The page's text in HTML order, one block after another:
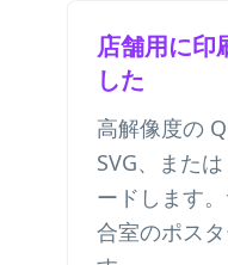
店舗用に印
した
高解像度の
SVG、また
ードします
合室のポス